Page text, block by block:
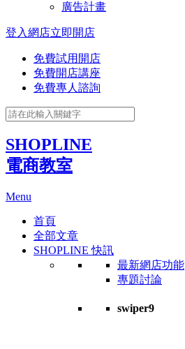
廣告計畫
登入網店立即開店
免費試用開店
免費開店講座
免費專人諮詢
SHOPLINE
電商教室
Menu
首頁
全部文章
SHOPLINE 快訊
最新網店功能
專題討論
swiper9